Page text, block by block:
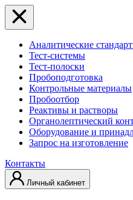
Аналитические
Тест-системы
Тест-полоски
Пробоподготовка
Контрольные материалы
Пробоотбор
Реактивы и растворы
Органолептический
Оборудование и
Запрос на изготовление
Контакты
Личный кабинет